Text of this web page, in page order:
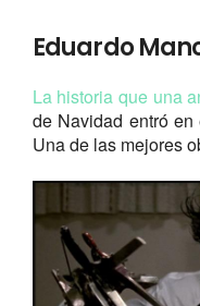
Eduardo
La historia que una
de Navidad entró
Una de las mejores